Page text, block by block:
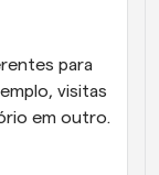
para
visitas
em outro.